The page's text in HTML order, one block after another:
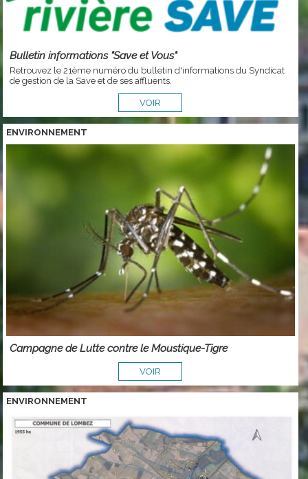
Bulletin informations "Save et Vous"
Retrouvez le 21ème numéro du bulletin d'informations du Syndicat
de gestion de la Save et de ses affluents.
VOIR
ENVIRONNEMENT
Campagne de Lutte contre le Moustique-Tigre
VOIR
ENVIRONNEMENT